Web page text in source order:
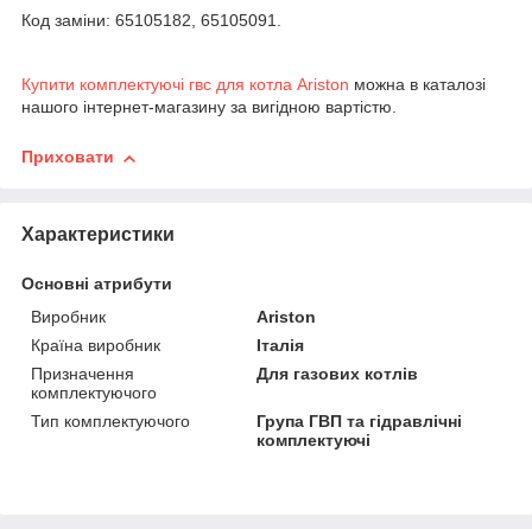
Код заміни: 65105182, 65105091.
Купити комплектуючі гвс для котла Ariston можна в каталозі
нашого інтернет-магазину за вигідною вартістю.
Приховати
Характеристики
Основні атрибути
Виробник
Ariston
Країна виробник
Італія
Призначення
комплектуючого
Для газових котлів
Тип комплектуючого
Група ГВП та гідравлічні
комплектуючі